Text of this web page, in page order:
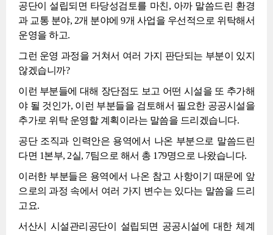
공단이 설립되면 타당성검토를 마친, 아까 말씀드린 환경
과 교통 분야, 2개 분야에 9개 사업을 우선적으로 위탁해서
운영을 하고.
그런 운영 과정을 거쳐서 여러 가지 판단되는 부분이 있지
않겠습니까?
이런 부분들에 대해 장단점도 보고 어떤 시설을 또 추가해
야 될 것인가, 이런 부분들을 검토해서 필요한 공공시설을
추가로 위탁 운영할 계획이라는 말씀을 드리겠습니다.
공단 조직과 인력안은 용역에서 나온 부분으로 말씀드린
다면 1본부, 2실, 7팀으로 해서 총 179명으로 나왔습니다.
이러한 부분들은 용역에서 나온 참고 사항이기 때문에 앞
으로의 과정 속에서 여러 가지 변수는 있다는 말씀을 드리
고요.
서산시 시설관리공단이 설립되면 공공시설에 대한 체계